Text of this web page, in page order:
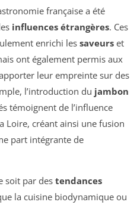
française a été
influences étrangères. Ces
enrichi les saveurs et
ont également permis aux
leur empreinte sur des
l’introduction du jambon
témoignent de l’influence
Loire, créant ainsi une fusion
part intégrante de
soit par des tendances
la cuisine biodynamique ou